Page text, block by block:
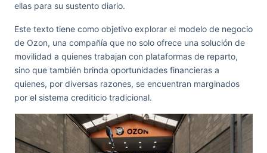
ellas para su sustento diario.
Este texto tiene como objetivo explorar el modelo de negocio
de Ozon, una compañía que no solo ofrece una solución de
movilidad a quienes trabajan con plataformas de reparto,
sino que también brinda oportunidades financieras a
quienes, por diversas razones, se encuentran marginados
por el sistema crediticio tradicional.